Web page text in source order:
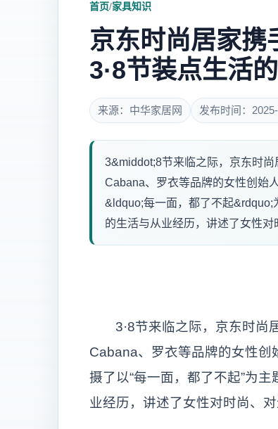
首页/家具知识
京东时尚居家携
3·8节装点生活
来源：中华家居网 发布时间：
3&middot;8节来临之际，京东时
Cabana、罗衣等品牌的女性创始
&ldquo;每一面，都了不起
的生活与从业经历，讲述了女性对
3·8节来临之际，京东时尚
Cabana、罗衣等品牌的女性创
摄了以“每一面，都了不起”为
业经历，讲述了女性对时尚、